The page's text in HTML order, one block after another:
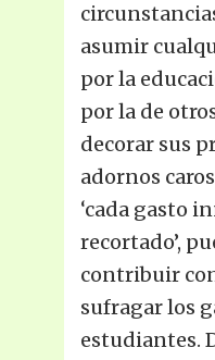
asumir
por la
por la de
decorar sus
adornos
‘cada gasto
recortado’,
contribuir
sufragar los
estudiantes.